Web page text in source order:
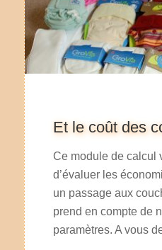
Et le coût des
Ce module de calcul
d’évaluer les
un passage aux
prend en compte de
paramètres. A vous